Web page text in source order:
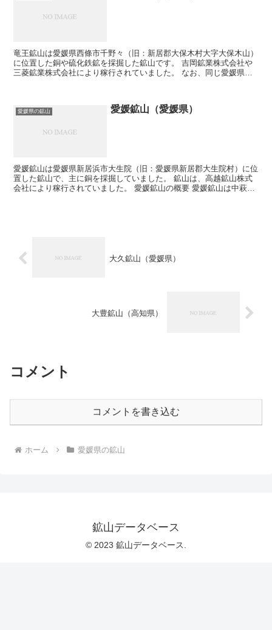
竜王鉱山は愛媛県西條市千野々（旧：新居郡大保木村大字大保木山）
に位置した銅や硫化鉄鉱を採掘した鉱山です。 吉岡鉱業株式会社や
三菱鉱業株式会社により稼行されていました。 なお、同じ愛媛県に
愛媛県の鉱山 愛媛鉱山（愛媛県）
愛媛鉱山は愛媛県新居浜市大生院（旧：愛媛県新居郡大生院村）に位
置した鉱山で、主に銅を採掘していました。 鉱山は、高越鉱山株式
会社により稼行されていました。 愛媛鉱山の概要 愛媛鉱山は中萩駅
大久鉱山（愛媛県）
大豊鉱山（高知県）
コメント
コメントを書き込む
ホーム 愛媛県の鉱山
鉱山データベース
© 2023 鉱山データベース.